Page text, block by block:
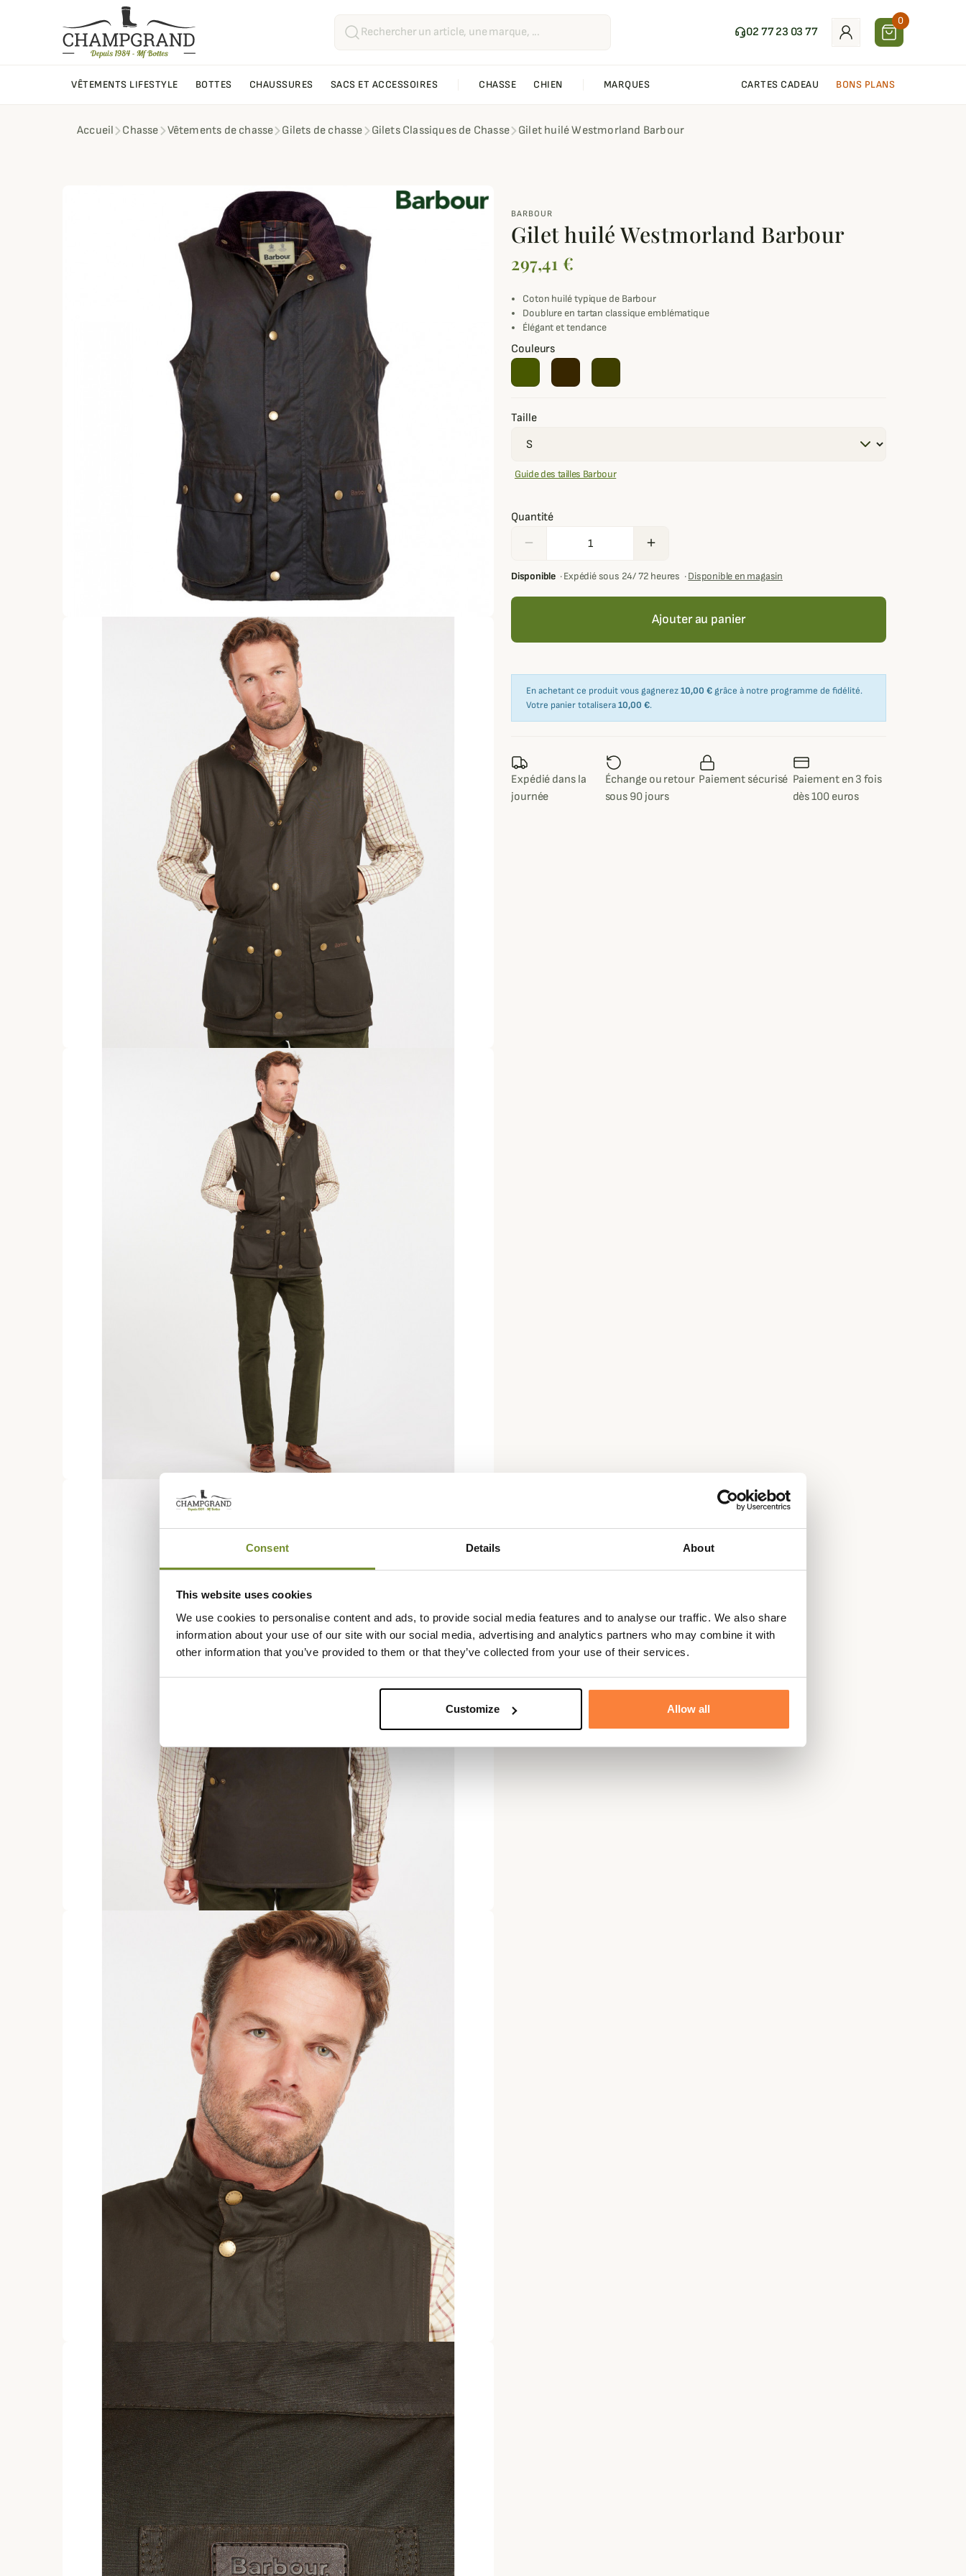
Consent Details About
This website uses cookies
We use cookies to personalise content and ads, to provide social media features and to analyse our traffic. We also share
information about your use of our site with our social media, advertising and analytics partners who may combine it with
other information that you’ve provided to them or that they’ve collected from your use of their services.
Customize Allow all
02 77 23 03 77
0
VÊTEMENTS LIFESTYLE BOTTES CHAUSSURES SACS ET ACCESSOIRES CHASSE CHIEN MARQUES CARTES CADEAU BONS PLANS
Accueil Chasse Vêtements de chasse Gilets de chasse Gilets Classiques de Chasse Gilet huilé Westmorland Barbour
BARBOUR
Gilet huilé Westmorland Barbour
297,41 €
Coton huilé typique de Barbour
Doublure en tartan classique emblématique
Élégant et tendance
Couleurs
Taille
Guide des tailles Barbour
Quantité
remove add
Disponible ·Expédié sous 24/ 72 heures ·Disponible en magasin
Ajouter au panier
En achetant ce produit vous gagnerez10,00 € grâce à notre programme de fidélité.
Votre panier totalisera10,00 €.
Expédié dans la
journée
Échange ou retour
sous 90 jours
Paiement sécurisé Paiement en 3 fois
dès 100 euros